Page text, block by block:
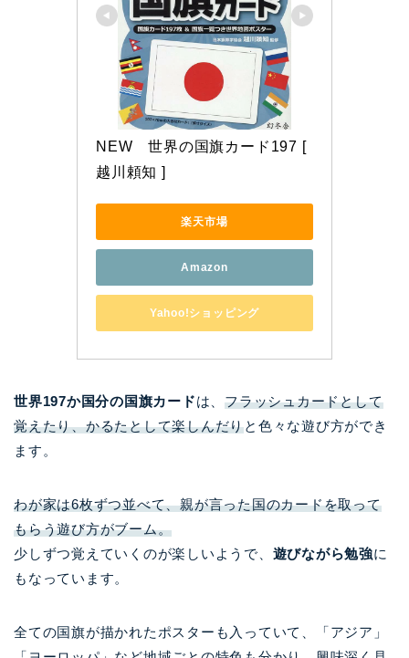
NEW　世界の国旗カード197 [
越川頼知 ]
楽天市場
Amazon
Yahoo!ショッピング
世界197か国分の国旗カードは、フラッシュカードとして
覚えたり、かるたとして楽しんだりと色々な遊び方ができ
ます。
わが家は6枚ずつ並べて、親が言った国のカードを取って
もらう遊び方がブーム。
少しずつ覚えていくのが楽しいようで、 遊びながら勉強に
もなっています。
全ての国旗が描かれたポスターも入っていて、「アジア」